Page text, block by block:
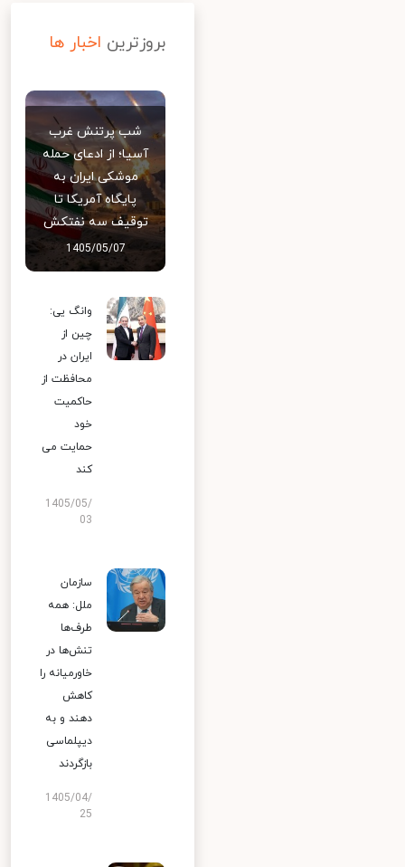
بروزترین اخبار ها
شب پرتنش غرب
آسیا؛ از ادعای حمله
موشکی ایران به
پایگاه آمریکا تا
توقیف سه نفتکش
1405/05/07
وانگ یی:
چین از
ایران در
محافظت از
حاکمیت
خود
حمایت می
کند
1405/05/
03
سازمان
ملل: همه
طرف‌ها
تنش‌ها در
خاورمیانه را
کاهش
دهند و به
دیپلماسی
بازگردند
1405/04/
25